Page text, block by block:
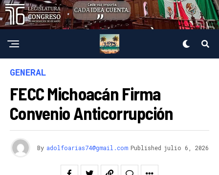
GENERAL
FECC Michoacán Firma
Convenio Anticorrupción
By adolfoarias74@gmail.com Published julio 6, 2026